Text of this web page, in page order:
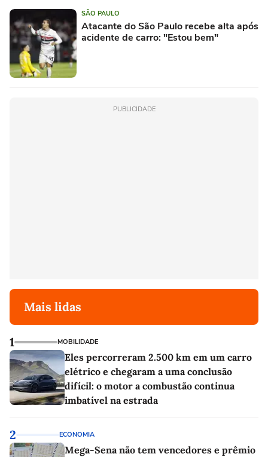
SÃO PAULO
Atacante do São Paulo recebe alta após
acidente de carro: "Estou bem"
PUBLICIDADE
Mais lidas
1 MOBILIDADE
Eles percorreram 2.500 km em um carro
elétrico e chegaram a uma conclusão
difícil: o motor a combustão continua
imbatível na estrada
2 ECONOMIA
Mega-Sena não tem vencedores e prêmio